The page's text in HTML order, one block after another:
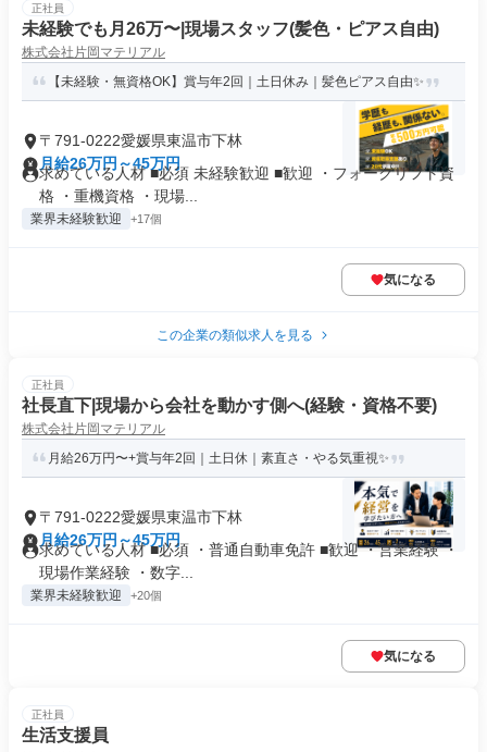
正社員
未経験でも月26万〜|現場スタッフ(髪色・ピアス自由)
株式会社片岡マテリアル
【未経験・無資格OK】賞与年2回｜土日休み｜髪色ピアス自由✨
〒791-0222愛媛県東温市下林
月給26万円～45万円
求めている人材 ■必須 未経験歓迎 ■歓迎 ・フォークリフト資
格 ・重機資格 ・現場...
業界未経験歓迎 +17個
気になる
この企業の類似求人を見る
正社員
社長直下|現場から会社を動かす側へ(経験・資格不要)
株式会社片岡マテリアル
月給26万円〜+賞与年2回｜土日休｜素直さ・やる気重視✨
〒791-0222愛媛県東温市下林
月給26万円～45万円
求めている人材 ■必須 ・普通自動車免許 ■歓迎 ・営業経験 ・
現場作業経験 ・数字...
業界未経験歓迎 +20個
気になる
正社員
生活支援員